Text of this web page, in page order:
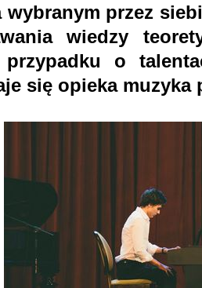
wybranym przez
wiedzy
o
się opieka muzyka